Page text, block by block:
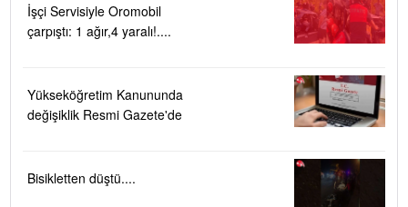
İşçi Servisiyle Oromobil
çarpıştı: 1 ağır,4 yaralı!....
Yükseköğretim Kanununda
değişiklik Resmi Gazete'de
Bisikletten düştü....